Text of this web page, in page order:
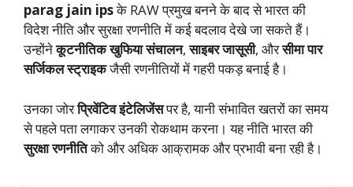
parag jain ipsके RAW प्रमुख बनने के बाद से भारत की
विदेश नीति और सुरक्षा रणनीति में कई बदलाव देखे जा सकते हैं।
उन्होंनेकूटनीतिक खुफिया संचालन,साइबर जासूसी, औरसीमा पार
सर्जिकल स्ट्राइकजैसी रणनीतियों में गहरी पकड़ बनाई है।
उनका जोरप्रिवेंटिव इंटेलिजेंसपर है, यानी संभावित खतरों का समय
से पहले पता लगाकर उनकी रोकथाम करना। यह नीति भारत की
सुरक्षा रणनीतिको और अधिक आक्रामक और प्रभावी बना रही है।